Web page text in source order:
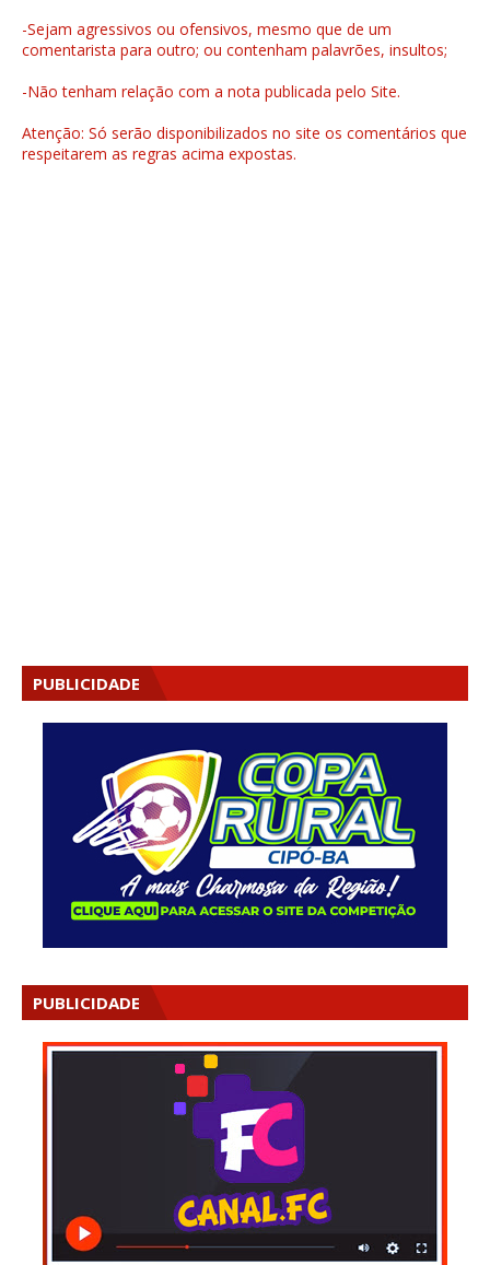
-Sejam agressivos ou ofensivos, mesmo que de um
comentarista para outro; ou contenham palavrões, insultos;
-Não tenham relação com a nota publicada pelo Site.
Atenção: Só serão disponibilizados no site os comentários que
respeitarem as regras acima expostas.
PUBLICIDADE
PUBLICIDADE